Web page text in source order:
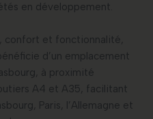
en développement.
confort et fonctionnalité,
d’un emplacement
à proximité
A4 et A35, facilitant
Paris, l’Allemagne et